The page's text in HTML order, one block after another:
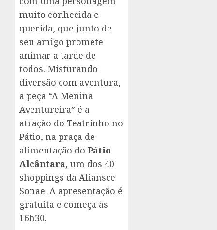
muito conhecida e
querida, que junto de
seu amigo promete
animar a tarde de
todos. Misturando
diversão com aventura,
a peça “A Menina
Aventureira” é a
atração do Teatrinho no
Pátio, na praça de
alimentação do Pátio
Alcântara, um dos 40
shoppings da Aliansce
Sonae. A apresentação é
gratuita e começa às
16h30.